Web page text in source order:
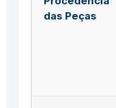
das Peças